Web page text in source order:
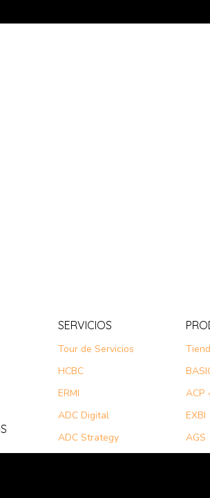
ACP
EXBI
AGS
SERVICIOS
Tour de Servicios
HCBC
ERMI
ADC Digital
ADC Strategy